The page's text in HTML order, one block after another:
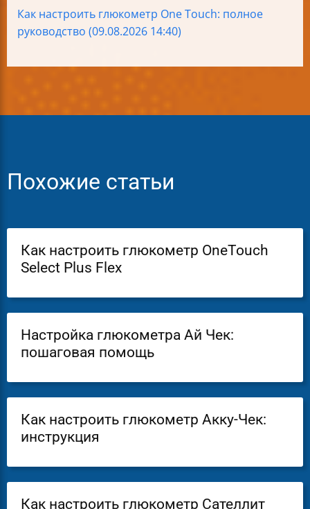
Как настроить глюкометр One Touch: полное
руководство (09.08.2026 14:40)
Похожие статьи
Как настроить глюкометр OneTouch
Select Plus Flex
Настройка глюкометра Ай Чек:
пошаговая помощь
Как настроить глюкометр Акку-Чек:
инструкция
Как настроить глюкометр Сателлит